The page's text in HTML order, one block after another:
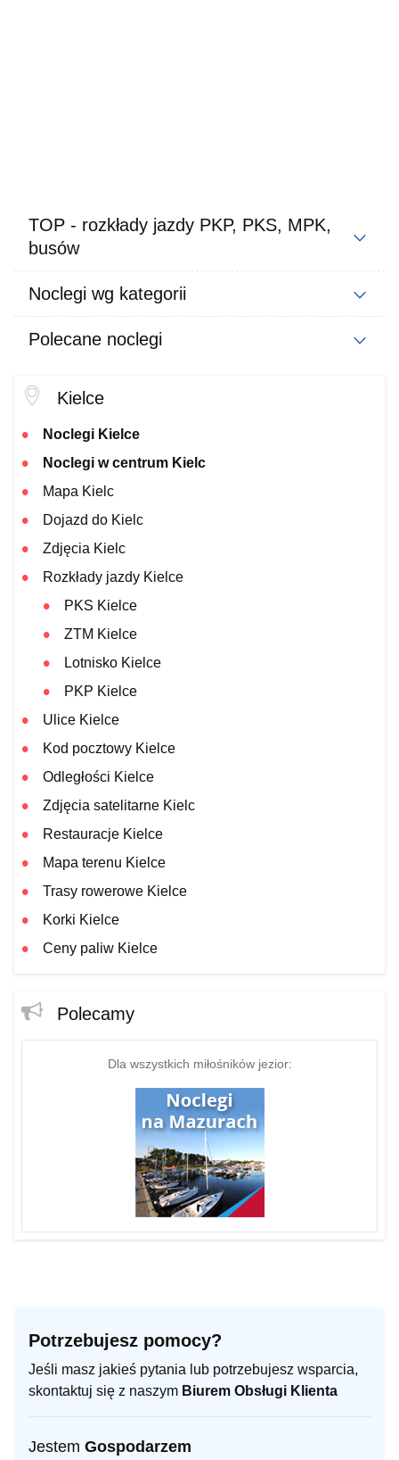
TOP - rozkłady jazdy PKP, PKS, MPK,
busów
Noclegi wg kategorii
Polecane noclegi
Kielce
Noclegi Kielce
Noclegi w centrum Kielc
Mapa Kielc
Dojazd do Kielc
Zdjęcia Kielc
Rozkłady jazdy Kielce
PKS Kielce
ZTM Kielce
Lotnisko Kielce
PKP Kielce
Ulice Kielce
Kod pocztowy Kielce
Odległości Kielce
Zdjęcia satelitarne Kielc
Restauracje Kielce
Mapa terenu Kielce
Trasy rowerowe Kielce
Korki Kielce
Ceny paliw Kielce
Polecamy
Dla wszystkich miłośników jezior:
Potrzebujesz pomocy?
Jeśli masz jakieś pytania lub potrzebujesz wsparcia,
skontaktuj się z naszym Biurem Obsługi Klienta
Jestem Gospodarzem